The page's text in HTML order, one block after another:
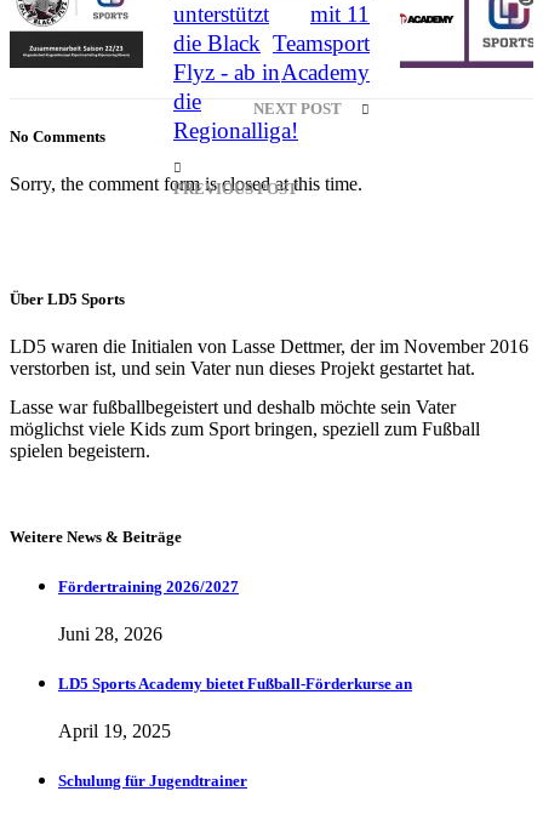
unterstützt
die Black
Flyz - ab in
die
Regionalliga!
PREVIOUS POST
mit 11
Teamsport
Academy
NEXT POST
No Comments
Sorry, the comment form is closed at this time.
Über LD5 Sports
LD5 waren die Initialen von Lasse Dettmer, der im November 2016
verstorben ist, und sein Vater nun dieses Projekt gestartet hat.
Lasse war fußballbegeistert und deshalb möchte sein Vater
möglichst viele Kids zum Sport bringen, speziell zum Fußball
spielen begeistern.
Weitere News & Beiträge
Fördertraining 2026/2027
Juni 28, 2026
LD5 Sports Academy bietet Fußball-Förderkurse an
April 19, 2025
Schulung für Jugendtrainer